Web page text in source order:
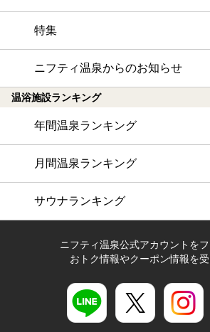
特集
ニフティ温泉からのお知らせ
温浴施設ランキング
年間温泉ランキング
月間温泉ランキング
サウナランキング
ニフティ温泉公式アカウントを
おトク情報やクーポン情報を